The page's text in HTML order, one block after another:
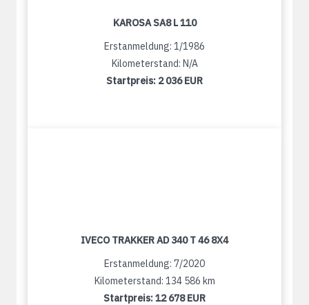
KAROSA SA8 L 110
Erstanmeldung: 1/1986
Kilometerstand: N/A
Startpreis: 2 036 EUR
IVECO TRAKKER AD 340 T 46 8X4
Erstanmeldung: 7/2020
Kilometerstand: 134 586 km
Startpreis:12 678 EUR